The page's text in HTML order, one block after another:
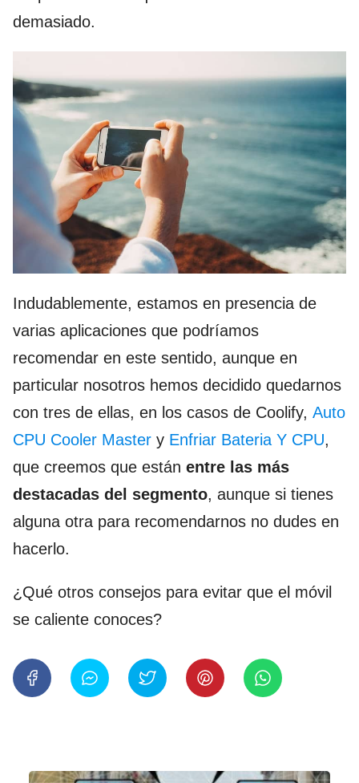
demasiado.
Indudablemente, estamos en presencia de
varias aplicaciones que podríamos
recomendar en este sentido, aunque en
particular nosotros hemos decidido quedarnos
con tres de ellas, en los casos de Coolify, Auto
CPU Cooler Master y Enfriar Bateria Y CPU,
que creemos que están entre las más
destacadas del segmento, aunque si tienes
alguna otra para recomendarnos no dudes en
hacerlo.
¿Qué otros consejos para evitar que el móvil
se caliente conoces?